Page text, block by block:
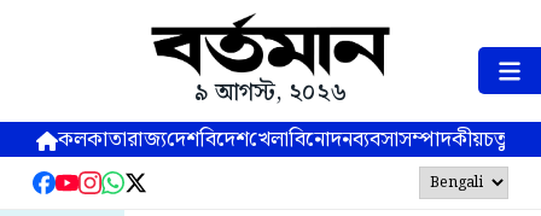
৯ আগস্ট, ২০২৬
কলকাতারাজ্যদেশবিদেশখেলাবিনোদনব্যবসাসম্পাদকীয়